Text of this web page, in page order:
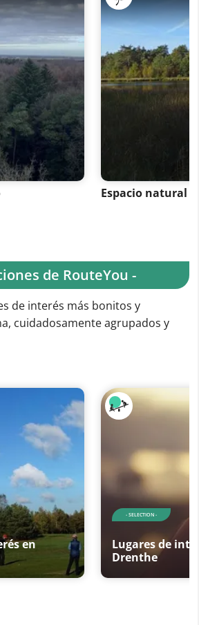
Espacio natural
de RouteYou -
de interés más bonitos y
cuidadosamente agrupados y
en
- SELECTION -
Lugares de
Drenthe